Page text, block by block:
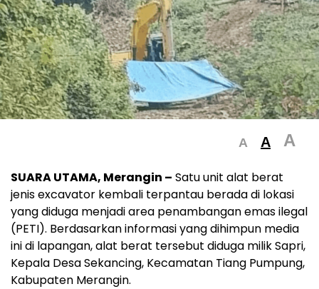
A A A
SUARA UTAMA, Merangin – Satu unit alat berat
jenis excavator kembali terpantau berada di lokasi
yang diduga menjadi area penambangan emas ilegal
(PETI). Berdasarkan informasi yang dihimpun media
ini di lapangan, alat berat tersebut diduga milik Sapri,
Kepala Desa Sekancing, Kecamatan Tiang Pumpung,
Kabupaten Merangin.